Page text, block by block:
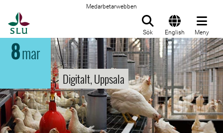
Medarbetarwebben
Sök English Meny
8mar
Digitalt, Uppsala